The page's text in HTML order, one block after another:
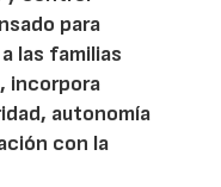
para
las familias
incorpora
autonomía
con la